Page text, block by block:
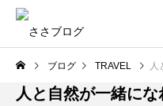
ブログ TRAVEL 人
TRAVEL
人と自然が一緒に